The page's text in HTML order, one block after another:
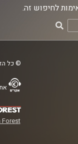
לחיפוש זה.
© כל
Forest